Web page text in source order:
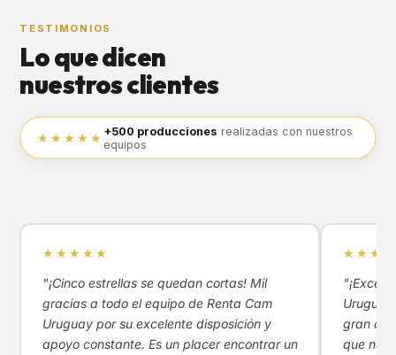
TESTIMONIOS
Lo que dicen
nuestros clientes
★★★★★ +500 producciones realizadas con nuestros
equipos
★★★★★
"¡Cinco estrellas se quedan cortas! Mil
gracias a todo el equipo de Renta Cam
Uruguay por su excelente disposición y
apoyo constante. Es un placer encontrar un
gran
que nos